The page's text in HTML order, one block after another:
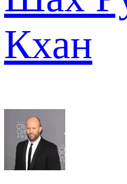
Кхан